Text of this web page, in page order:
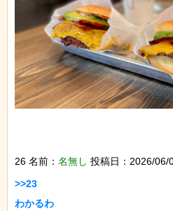
26 名前： 名無し 投稿日：2026/06/
>>23
わかるわ